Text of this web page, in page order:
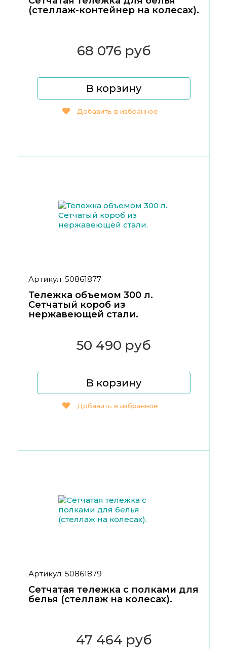
(стеллаж-контейнер на колесах).
68 076 руб
В корзину
Добавить в избранное
Артикул: 50861877
Тележка объемом 300 л.
Сетчатый короб из
нержавеющей стали.
50 490 руб
В корзину
Добавить в избранное
Артикул: 50861879
Сетчатая тележка с полками для
белья (стеллаж на колесах).
47 464 руб